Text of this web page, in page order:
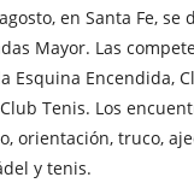
en Santa Fe,
Mayor. Las
Esquina Encendida,
Tenis. Los
orientación, truco,
y tenis.